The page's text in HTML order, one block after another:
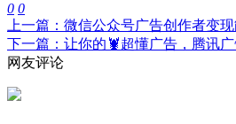
0 0
上一篇：微信公众号广告创作者变
下一篇：让你的🦞超懂广告，腾讯广
网友评论